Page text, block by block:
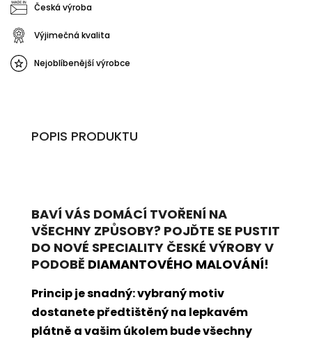
Česká výroba
Výjimečná kvalita
Nejoblíbenější výrobce
POPIS PRODUKTU
BAVÍ VÁS DOMÁCÍ TVOŘENÍ NA
VŠECHNY ZPŮSOBY? POJĎTE SE PUSTIT
DO NOVÉ SPECIALITY ČESKÉ VÝROBY V
PODOBĚ DIAMANTOVÉHO MALOVÁNÍ!
Princip je snadný: vybraný motiv
dostanete předtištěný na lepkavém
plátně a vašim úkolem bude všechny